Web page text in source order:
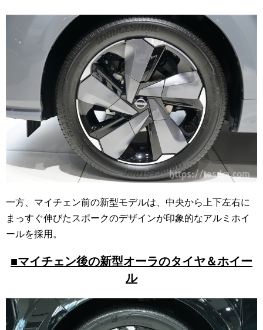
一方、マイチェン前の新型モデルは、中央から上下左右に
まっすぐ伸びたスポークのデザインが印象的なアルミホイ
ールを採用。
■マイチェン後の新型オーラのタイヤ＆ホイー
ル